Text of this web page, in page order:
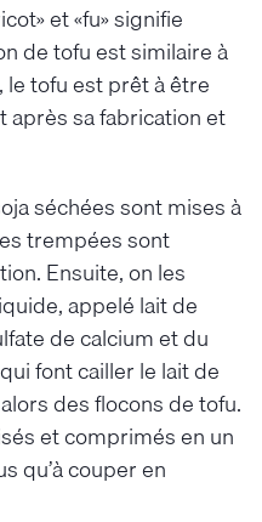
et «fu» signifie
de tofu est similaire à
tofu est prêt à être
sa fabrication et
séchées sont mises à
trempées sont
Ensuite, on les
appelé lait de
de calcium et du
font cailler le lait de
des flocons de tofu.
et comprimés en un
qu’à couper en